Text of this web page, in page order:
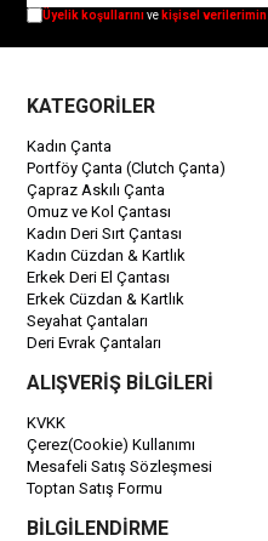
Üyelik koşullarınıve kişisel verilerimin
KATEGORİLER
Kadın Çanta
Portföy Çanta (Clutch Çanta)
Çapraz Askılı Çanta
Omuz ve Kol Çantası
Kadın Deri Sırt Çantası
Kadın Cüzdan & Kartlık
Erkek Deri El Çantası
Erkek Cüzdan & Kartlık
Seyahat Çantaları
Deri Evrak Çantaları
ALIŞVERİŞ BİLGİLERİ
KVKK
Çerez(Cookie) Kullanımı
Mesafeli Satış Sözleşmesi
Toptan Satış Formu
BİLGİLENDİRME